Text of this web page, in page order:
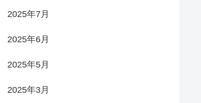
2025年7月
2025年6月
2025年5月
2025年3月